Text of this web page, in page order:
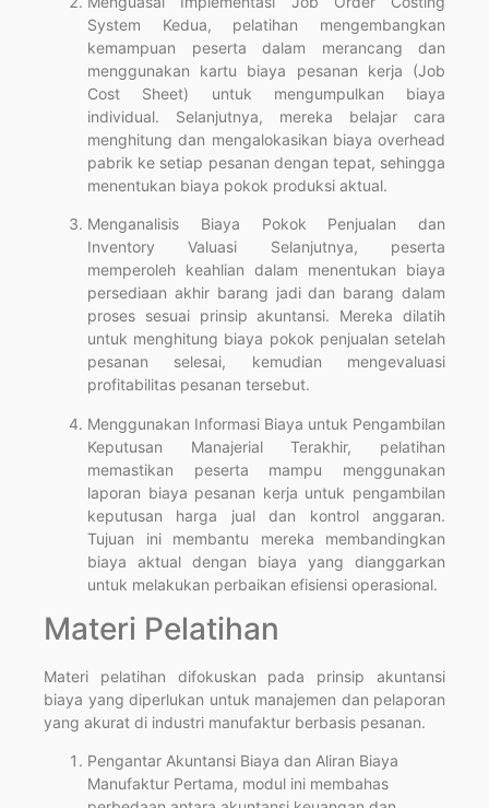
System Kedua, pelatihan mengembangkan
kemampuan peserta dalam merancang dan
menggunakan kartu biaya pesanan kerja (Job
Cost Sheet) untuk mengumpulkan biaya
individual. Selanjutnya, mereka belajar cara
menghitung dan mengalokasikan biaya overhead
pabrik ke setiap pesanan dengan tepat, sehingga
menentukan biaya pokok produksi aktual.
Menganalisis Biaya Pokok Penjualan dan
Inventory Valuasi Selanjutnya, peserta
memperoleh keahlian dalam menentukan biaya
persediaan akhir barang jadi dan barang dalam
proses sesuai prinsip akuntansi. Mereka dilatih
untuk menghitung biaya pokok penjualan setelah
pesanan selesai, kemudian mengevaluasi
profitabilitas pesanan tersebut.
Menggunakan Informasi Biaya untuk Pengambilan
Keputusan Manajerial Terakhir, pelatihan
memastikan peserta mampu menggunakan
laporan biaya pesanan kerja untuk pengambilan
keputusan harga jual dan kontrol anggaran.
Tujuan ini membantu mereka membandingkan
biaya aktual dengan biaya yang dianggarkan
untuk melakukan perbaikan efisiensi operasional.
Materi Pelatihan
Materi pelatihan difokuskan pada prinsip akuntansi
biaya yang diperlukan untuk manajemen dan pelaporan
yang akurat di industri manufaktur berbasis pesanan.
Pengantar Akuntansi Biaya dan Aliran Biaya
Manufaktur Pertama, modul ini membahas